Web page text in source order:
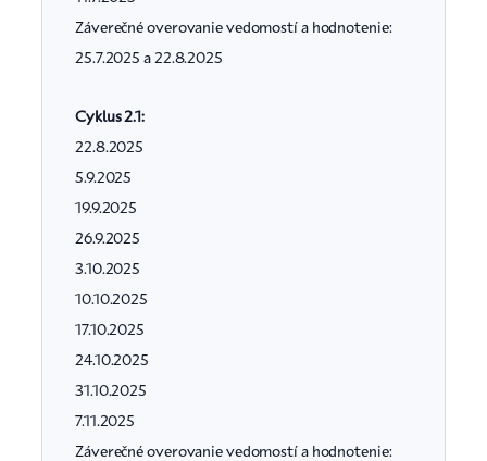
Záverečné overovanie vedomostí a hodnotenie:
25.7.2025 a 22.8.2025
Cyklus 2.1:
22.8.2025
5.9.2025
19.9.2025
26.9.2025
3.10.2025
10.10.2025
17.10.2025
24.10.2025
31.10.2025
7.11.2025
Záverečné overovanie vedomostí a hodnotenie: